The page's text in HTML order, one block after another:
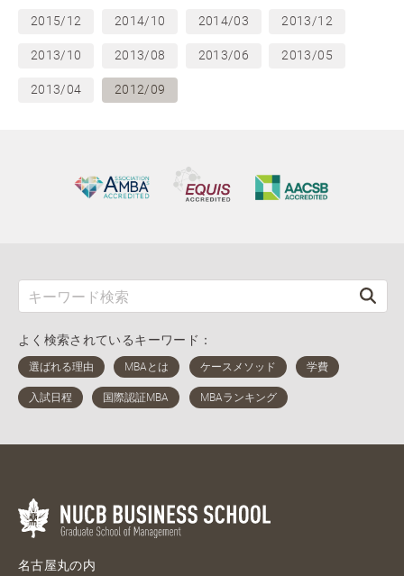
2015/12 2014/10 2014/03 2013/12
2013/10 2013/08 2013/06 2013/05
2013/04 2012/09
よく検索されているキーワード：
名古屋丸の内